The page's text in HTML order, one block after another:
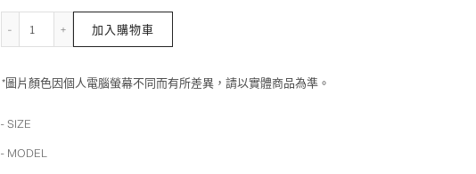
雙釦花邊百褶褲裙 數量
加入購物車
*圖片顏色因個人電腦螢幕不同而有所差異，請以實體商品為準。
- SIZE
- MODEL